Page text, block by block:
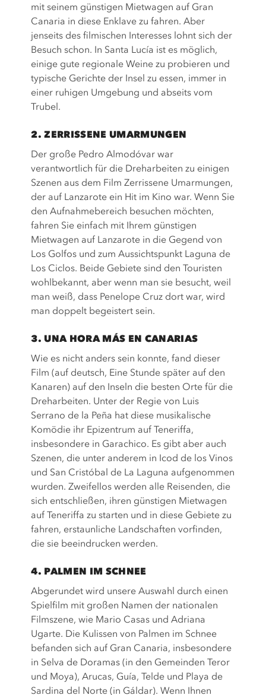
mit seinem günstigen Mietwagen auf Gran
Canaria in diese Enklave zu fahren. Aber
jenseits des filmischen Interesses lohnt sich der
Besuch schon. In Santa Lucía ist es möglich,
einige gute regionale Weine zu probieren und
typische Gerichte der Insel zu essen, immer in
einer ruhigen Umgebung und abseits vom
Trubel.
2. ZERRISSENE UMARMUNGEN
Der große Pedro Almodóvar war
verantwortlich für die Dreharbeiten zu einigen
Szenen aus dem Film Zerrissene Umarmungen,
der auf Lanzarote ein Hit im Kino war. Wenn Sie
den Aufnahmebereich besuchen möchten,
fahren Sie einfach mit Ihrem günstigen
Mietwagen auf Lanzarote in die Gegend von
Los Golfos und zum Aussichtspunkt Laguna de
Los Ciclos. Beide Gebiete sind den Touristen
wohlbekannt, aber wenn man sie besucht, weil
man weiß, dass Penelope Cruz dort war, wird
man doppelt begeistert sein.
3. UNA HORA MÁS EN CANARIAS
Wie es nicht anders sein konnte, fand dieser
Film (auf deutsch, Eine Stunde später auf den
Kanaren) auf den Inseln die besten Orte für die
Dreharbeiten. Unter der Regie von Luis
Serrano de la Peña hat diese musikalische
Komödie ihr Epizentrum auf Teneriffa,
insbesondere in Garachico. Es gibt aber auch
Szenen, die unter anderem in Icod de los Vinos
und San Cristóbal de La Laguna aufgenommen
wurden. Zweifellos werden alle Reisenden, die
sich entschließen, ihren günstigen Mietwagen
auf Teneriffa zu starten und in diese Gebiete zu
fahren, erstaunliche Landschaften vorfinden,
die sie beeindrucken werden.
4. PALMEN IM SCHNEE
Abgerundet wird unsere Auswahl durch einen
Spielfilm mit großen Namen der nationalen
Filmszene, wie Mario Casas und Adriana
Ugarte. Die Kulissen von Palmen im Schnee
befanden sich auf Gran Canaria, insbesondere
in Selva de Doramas (in den Gemeinden Teror
und Moya), Arucas, Guía, Telde und Playa de
Sardina del Norte (in Gáldar). Wenn Ihnen